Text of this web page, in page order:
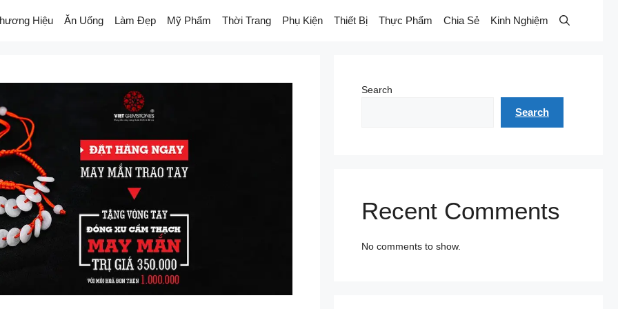
Hiệu Ăn Uống Làm Đẹp Mỹ Phẩm Thời Trang Phụ Kiện Thiết Bị Thực Phẩm Chia Sẻ Kinh Nghiệm
Search
Search
Recent Comments
No comments to show.